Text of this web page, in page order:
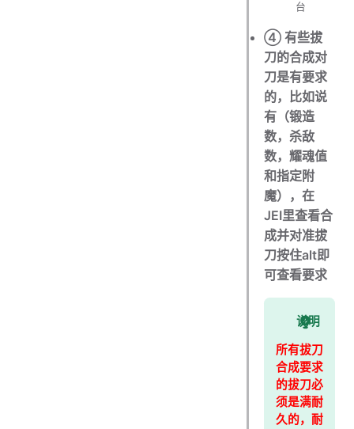
台
④ 有些拔
刀的合成对
刀是有要求
的，比如说
有（锻造
数，杀敌
数，耀魂值
和指定附
魔），在
JEI里查看合
成并对准拔
刀按住alt即
可查看要求
说明
所有拔刀
合成要求
的拔刀必
须是满耐
久的，耐